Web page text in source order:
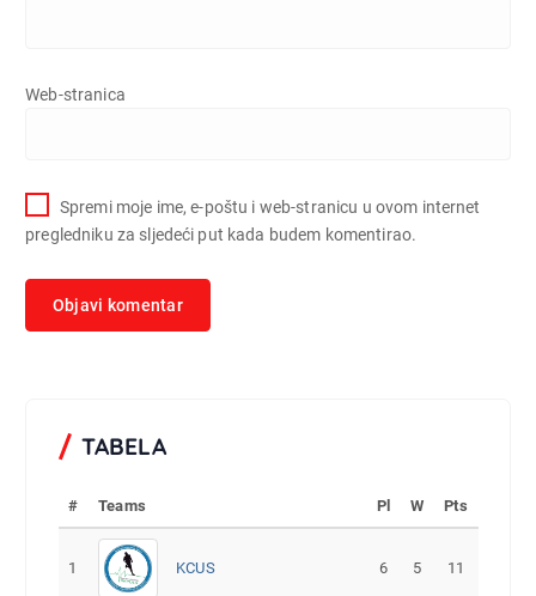
Web-stranica
Spremi moje ime, e-poštu i web-stranicu u ovom internet
pregledniku za sljedeći put kada budem komentirao.
TABELA
# Teams Pl W Pts
1 KCUS 6 5 11